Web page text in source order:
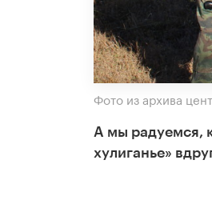
Фото из архива
А мы радуемся,
хулиганье»